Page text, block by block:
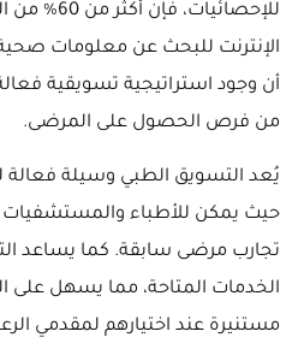
الإنترنت للبحث عن معلومات
أن وجود استراتيجية تسويقية
من فرص الحصول على المرضى.
يُعد التسويق الطبي وسيلة فعالة
حيث يمكن للأطباء
تجارب مرضى سابقة. كما يساعد
الخدمات المتاحة، مما يسهل على
مستنيرة عند اختيارهم لمقدمي